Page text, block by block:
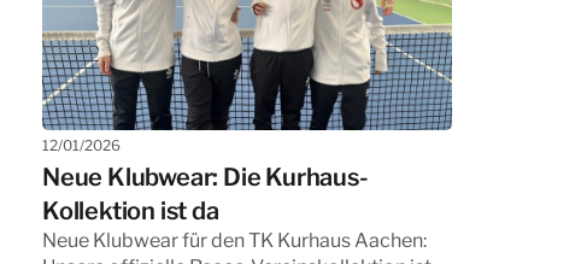
12/01/2026
Neue Klubwear: Die Kurhaus-
Kollektion ist da
Neue Klubwear für den TK Kurhaus Aachen: